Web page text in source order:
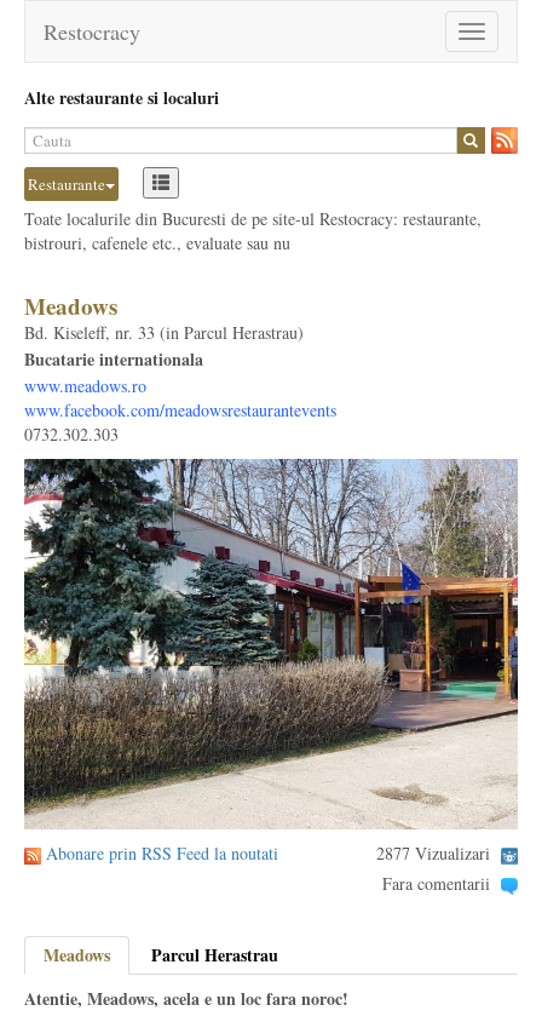
Toggle
navigation
Restocracy
Alte restaurante si localuri
Restaurante
Toate localurile din Bucuresti de pe site-ul Restocracy: restaurante,
bistrouri, cafenele etc., evaluate sau nu
Meadows
Bd. Kiseleff, nr. 33 (in Parcul Herastrau)
Bucatarie internationala
www.meadows.ro
www.facebook.com/meadowsrestaurantevents
0732.302.303
Abonare prin RSS Feed la noutati
2877 Vizualizari
Fara comentarii
Meadows
Parcul Herastrau
Atentie, Meadows, acela e un loc fara noroc!